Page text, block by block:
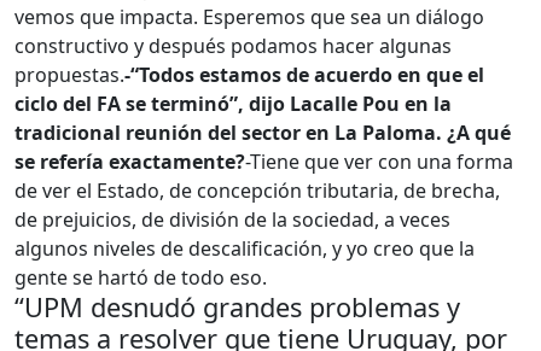
vemos que impacta. Esperemos que sea un diálogo
constructivo y después podamos hacer algunas
propuestas.-“Todos estamos de acuerdo en que el
ciclo del FA se terminó”, dijo Lacalle Pou en la
tradicional reunión del sector en La Paloma. ¿A qué
se refería exactamente?-Tiene que ver con una forma
de ver el Estado, de concepción tributaria, de brecha,
de prejuicios, de división de la sociedad, a veces
algunos niveles de descalificación, y yo creo que la
gente se hartó de todo eso.
“UPM desnudó grandes problemas y
temas a resolver que tiene Uruguay, por